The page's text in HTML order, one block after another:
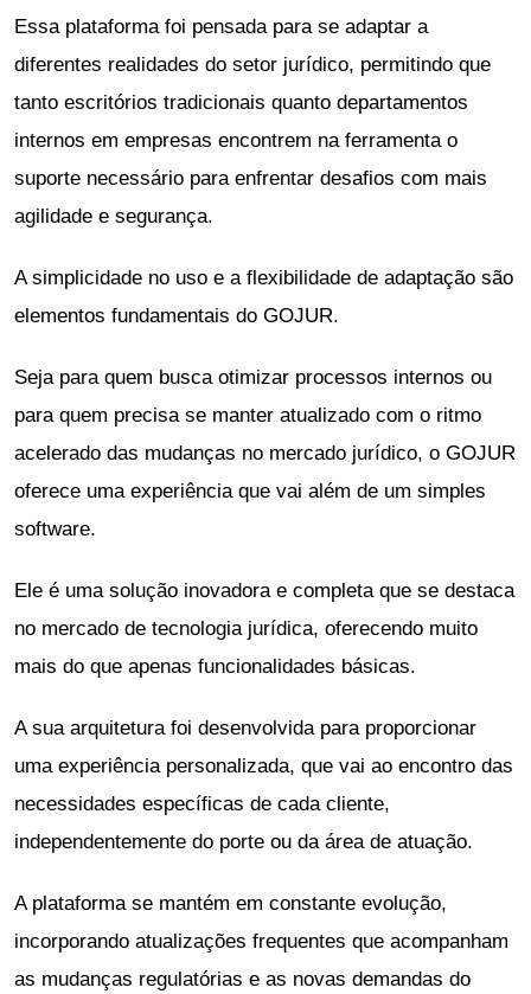
Essa plataforma foi pensada para se adaptar a
diferentes realidades do setor jurídico, permitindo que
tanto escritórios tradicionais quanto departamentos
internos em empresas encontrem na ferramenta o
suporte necessário para enfrentar desafios com mais
agilidade e segurança.
A simplicidade no uso e a flexibilidade de adaptação são
elementos fundamentais do GOJUR.
Seja para quem busca otimizar processos internos ou
para quem precisa se manter atualizado com o ritmo
acelerado das mudanças no mercado jurídico, o GOJUR
oferece uma experiência que vai além de um simples
software.
Ele é uma solução inovadora e completa que se destaca
no mercado de tecnologia jurídica, oferecendo muito
mais do que apenas funcionalidades básicas.
A sua arquitetura foi desenvolvida para proporcionar
uma experiência personalizada, que vai ao encontro das
necessidades específicas de cada cliente,
independentemente do porte ou da área de atuação.
A plataforma se mantém em constante evolução,
incorporando atualizações frequentes que acompanham
as mudanças regulatórias e as novas demandas do